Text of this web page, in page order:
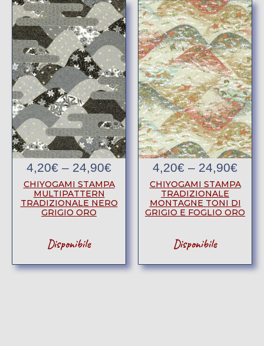
4,20€ – 24,90€
CHIYOGAMI STAMPA
MULTIPATTERN
TRADIZIONALE NERO
GRIGIO ORO
Disponibile
4,20€ – 24,90€
CHIYOGAMI STAMPA
TRADIZIONALE
MONTAGNE TONI DI
GRIGIO E FOGLIO ORO
Disponibile